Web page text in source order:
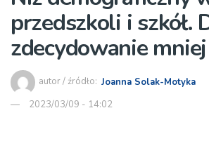
przedszkoli i szkół.
zdecydowanie mniej
autor / źródło: Joanna Solak-Motyka
2023/03/09 - 14:02